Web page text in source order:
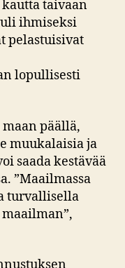
taivaan
ihmiseksi
pelastuisivat
lopullisesti
päällä,
muukalaisia ja
saada kestävää
”Maailmassa
turvallisella